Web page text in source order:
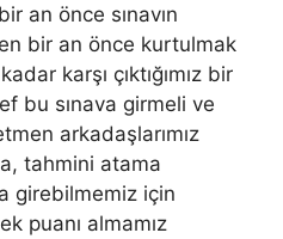
bir an önce sınavın
bir an önce kurtulmak
karşı çıktığımız bir
bu sınava girmeli ve
arkadaşlarımız
tahmini atama
girebilmemiz için
puanı almamız